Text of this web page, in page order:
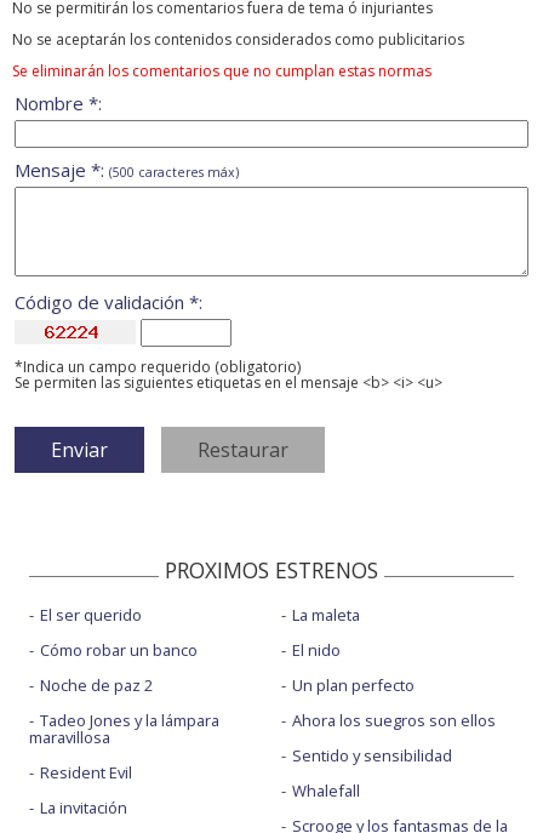
No se permitirán los comentarios fuera de tema ó injuriantes
No se aceptarán los contenidos considerados como publicitarios
Se eliminarán los comentarios que no cumplan estas normas
Nombre *:
Mensaje *: (500 caracteres máx)
Código de validación *:
*Indica un campo requerido (obligatorio)
Se permiten las siguientes etiquetas en el mensaje <b> <i> <u>
PROXIMOS ESTRENOS
El ser querido
Cómo robar un banco
Noche de paz 2
Tadeo Jones y la lámpara
maravillosa
Resident Evil
La invitación
La maleta
El nido
Un plan perfecto
Ahora los suegros son ellos
Sentido y sensibilidad
Whalefall
Scrooge y los fantasmas de la